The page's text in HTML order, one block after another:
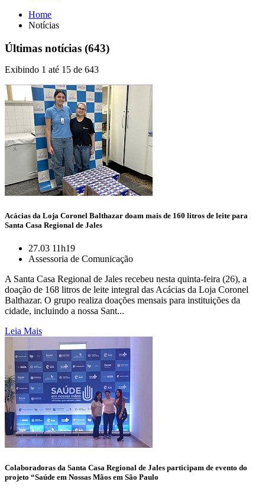
Home
Notícias
Últimas notícias (643)
Exibindo 1 até 15 de 643
Acácias da Loja Coronel Balthazar doam mais de 160 litros de leite para
Santa Casa Regional de Jales
27.03 11h19
Assessoria de Comunicação
A Santa Casa Regional de Jales recebeu nesta quinta-feira (26), a
doação de 168 litros de leite integral das Acácias da Loja Coronel
Balthazar. O grupo realiza doações mensais para instituições da
cidade, incluindo a nossa Sant...
Leia Mais
Colaboradoras da Santa Casa Regional de Jales participam de evento do
projeto “Saúde em Nossas Mãos em São Paulo